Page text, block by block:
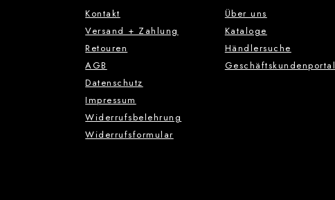
Kontakt
Versand + Zahlung
Retouren
AGB
Datenschutz
Impressum
Widerrufsbelehrung
Widerrufsformular
Über uns
Kataloge
Händlersuche
Geschäftskundenportal